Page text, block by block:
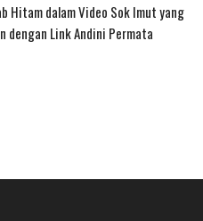
Hitam dalam Video Sok Imut yang
dengan Link Andini Permata